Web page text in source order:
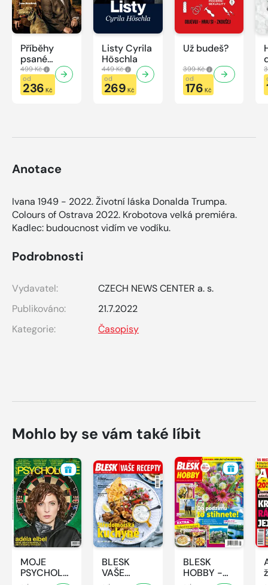
Příběhy
psané
modrou
krví
499 Kč
od
236 Kč
Listy Cyrila
Höschla
449 Kč
od
269 Kč
Už budeš?
399 Kč
od
176 Kč
Anotace
Ivana 1949 - 2022. Životní láska Donalda Trumpa.
Colours of Ostrava 2022. Krobotova velká premiéra.
Kadlec: budoucnost vidím ve vodíku.
Podrobnosti
Vydavatel:
CZECH NEWS CENTER a. s.
Publikováno:
21.7.2022
Kategorie:
Časopisy
Mohlo by se vám také líbit
MOJE
PSYCHOLOGIE
BLESK
VAŠE
BLESK
HOBBY -